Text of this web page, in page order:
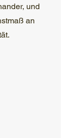
und
an